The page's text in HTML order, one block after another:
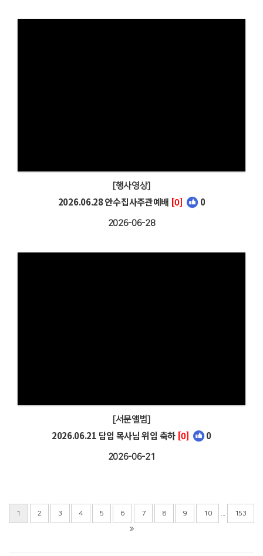
[행사영상]
2026.06.28 안수집사주관예배 [0] 0
2026-06-28
[서문앨범]
2026.06.21 담임 목사님 위임 축하 [0] 0
2026-06-21
1 2 3 4 5 6 7 8 9 10 153